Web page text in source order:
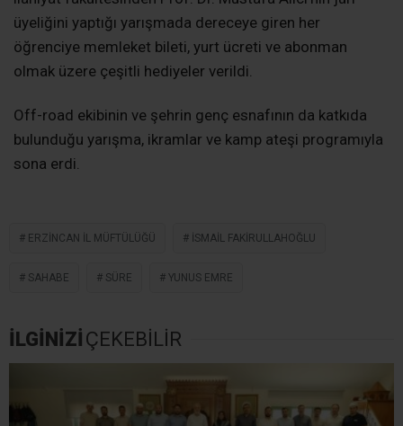
üyeliğini yaptığı yarışmada dereceye giren her
öğrenciye memleket bileti, yurt ücreti ve abonman
olmak üzere çeşitli hediyeler verildi.
Off-road ekibinin ve şehrin genç esnafının da katkıda
bulunduğu yarışma, ikramlar ve kamp ateşi programıyla
sona erdi.
ERZINCAN IL MÜFTÜLÜĞÜ İSMAIL FAKIRULLAHOĞLU
SAHABE SÜRE YUNUS EMRE
İLGİNİZİ ÇEKEBİLİR